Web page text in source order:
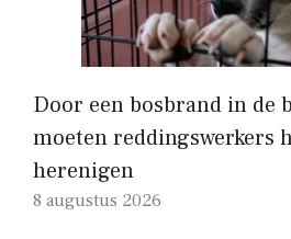
Door een bosbrand in de
moeten reddingswerkers
herenigen
8 augustus 2026